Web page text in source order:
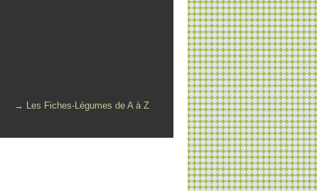
→ Les Fiches-Légumes de A à Z